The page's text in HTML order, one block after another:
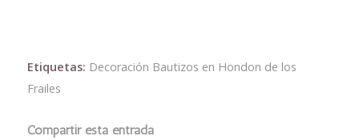
Etiquetas: Decoración Bautizos en Hondon de los
Frailes
Compartir esta entrada